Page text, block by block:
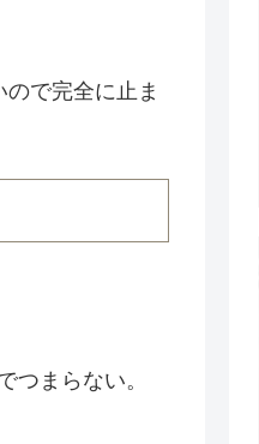
で完全に止ま
つまらない。